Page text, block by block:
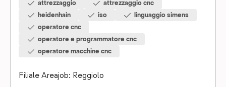
attrezzaggio
attrezzaggio cnc
heidenhain
iso
linguaggio simens
operatore cnc
operatore e programmatore cnc
operatore macchine cnc
Filiale Areajob: Reggiolo